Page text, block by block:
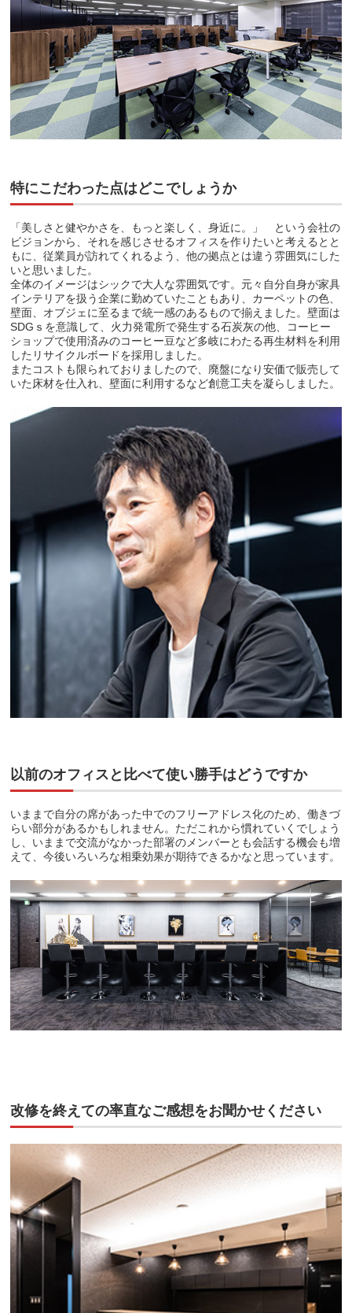
特にこだわった点はどこでしょうか
「美しさと健やかさを、もっと楽しく、身近に。」 という会社の
ビジョンから、それを感じさせるオフィスを作りたいと考えるとと
もに、従業員が訪れてくれるよう、他の拠点とは違う雰囲気にした
いと思いました。
全体のイメージはシックで大人な雰囲気です。元々自分自身が家具
インテリアを扱う企業に勤めていたこともあり、カーペットの色、
壁面、オブジェに至るまで統一感のあるもので揃えました。壁面は
SDGｓを意識して、火力発電所で発生する石炭灰の他、コーヒー
ショップで使用済みのコーヒー豆など多岐にわたる再生材料を利用
したリサイクルボードを採用しました。
またコストも限られておりましたので、廃盤になり安価で販売して
いた床材を仕入れ、壁面に利用するなど創意工夫を凝らしました。
以前のオフィスと比べて使い勝手はどうですか
いままで自分の席があった中でのフリーアドレス化のため、働きづ
らい部分があるかもしれません。ただこれから慣れていくでしょう
し、いままで交流がなかった部署のメンバーとも会話する機会も増
えて、今後いろいろな相乗効果が期待できるかなと思っています。
改修を終えての率直なご感想をお聞かせください